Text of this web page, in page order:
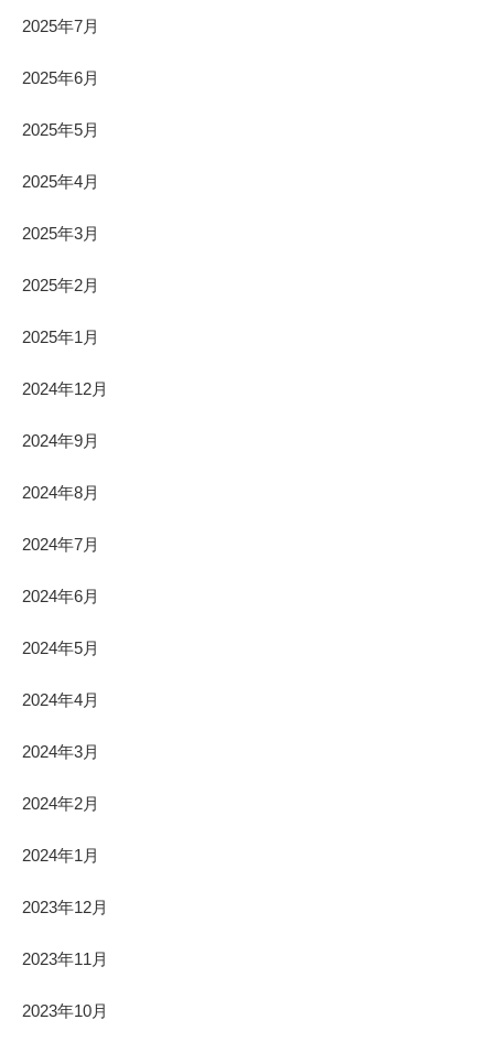
2025年7月
2025年6月
2025年5月
2025年4月
2025年3月
2025年2月
2025年1月
2024年12月
2024年9月
2024年8月
2024年7月
2024年6月
2024年5月
2024年4月
2024年3月
2024年2月
2024年1月
2023年12月
2023年11月
2023年10月